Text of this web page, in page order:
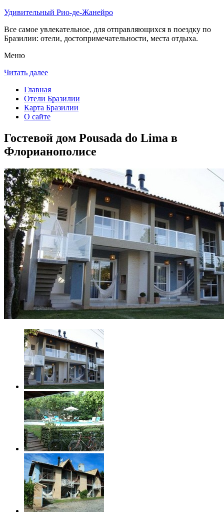
Удивительный Рио-де-Жанейро
Все самое увлекательное, для отправляющихся в поездку по
Бразилии: отели, достопримечательности, места отдыха.
Меню
Читать далее
Главная
Отели Бразилии
Карта Бразилии
О сайте
Гостевой дом Pousada do Lima в
Флорианополисе